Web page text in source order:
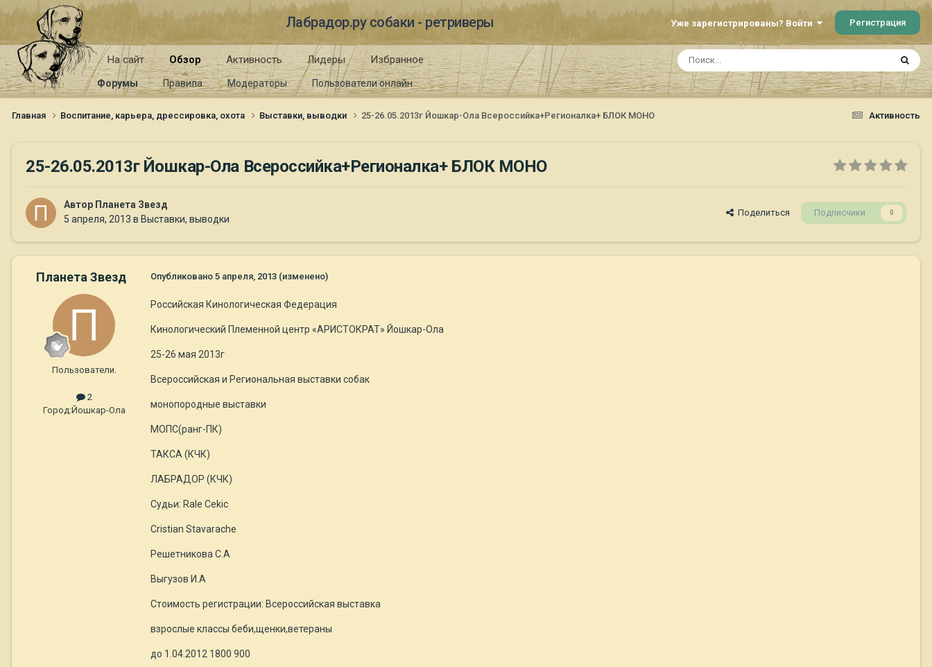
Лабрадор.ру собаки - ретриверы Уже зарегистрированы? Войти Регистрация
На сайт Обзор
Форумы Правила Модераторы Пользователи онлайн
Активность Лидеры Избранное
Активность
Главная Воспитание, карьера, дрессировка, охота Выставки, выводки 25-26.05.2013г Йошкар-Ола Всероссийка+Регионалка+ БЛОК МОНО
25-26.05.2013г Йошкар-Ола Всероссийка+Регионалка+ БЛОК МОНО
Автор Планета Звезд
5 апреля, 2013 в Выставки, выводки
Поделиться Подписчики 0
Планета Звезд
Пользователи.
2
Город:Йошкар-Ола
Опубликовано 5 апреля, 2013 (изменено)
Российская Кинологическая Федерация
Кинологический Племенной центр «АРИСТОКРАТ» Йошкар-Ола
25-26 мая 2013г
Всероссийская и Региональная выставки собак
монопородные выставки
МОПС(ранг-ПК)
ТАКСА (КЧК)
ЛАБРАДОР (КЧК)
Судьи: Rale Cekic
Cristian Stavarache
Решетникова С.А
Выгузов И.А
Стоимость регистрации: Всероссийская выставка
взрослые классы беби,щенки,ветераны
до 1.04.2012 1800 900